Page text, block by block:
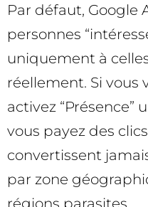
Par défaut, Google
personnes
uniquement à
réellement. Si vous
activez “Présence”
vous payez des
convertissent
par zone
régions parasites.